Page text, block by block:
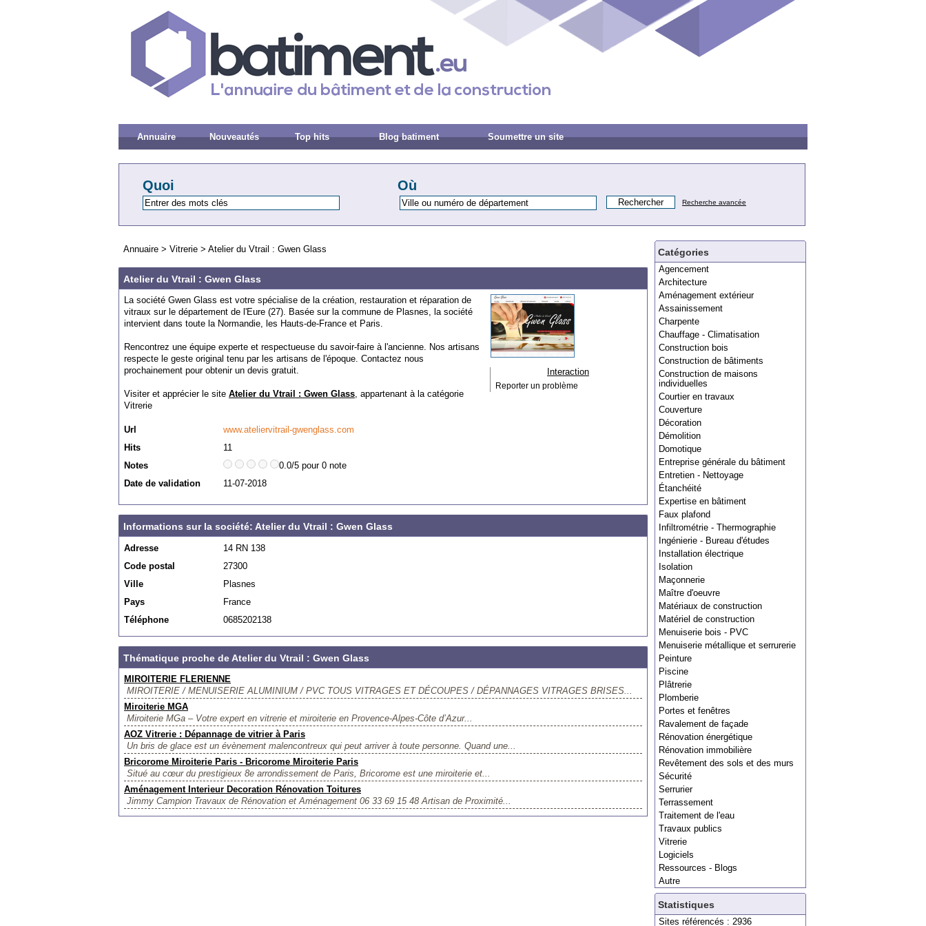
Annuaire Nouveautés Top hits Blog batiment Soumettre un site
Quoi Où
Recherche avancée
Catégories
Agencement
Architecture
Aménagement extérieur
Assainissement
Charpente
Chauffage - Climatisation
Construction bois
Construction de bâtiments
Construction de maisons
individuelles
Courtier en travaux
Couverture
Décoration
Démolition
Domotique
Entreprise générale du bâtiment
Entretien - Nettoyage
Étanchéité
Expertise en bâtiment
Faux plafond
Infiltrométrie - Thermographie
Ingénierie - Bureau d'études
Installation électrique
Isolation
Maçonnerie
Maître d'oeuvre
Matériaux de construction
Matériel de construction
Menuiserie bois - PVC
Menuiserie métallique et serrurerie
Peinture
Piscine
Plâtrerie
Plomberie
Portes et fenêtres
Ravalement de façade
Rénovation énergétique
Rénovation immobilière
Revêtement des sols et des murs
Sécurité
Serrurier
Terrassement
Traitement de l'eau
Travaux publics
Vitrerie
Logiciels
Ressources - Blogs
Autre
Statistiques
Sites référencés : 2936
Annuaire > Vitrerie > Atelier du Vtrail : Gwen Glass
Atelier du Vtrail : Gwen Glass
La société Gwen Glass est votre spécialise de la création, restauration et réparation de
vitraux sur le département de l'Eure (27). Basée sur la commune de Plasnes, la société
intervient dans toute la Normandie, les Hauts-de-France et Paris.
Rencontrez une équipe experte et respectueuse du savoir-faire à l'ancienne. Nos artisans
respecte le geste original tenu par les artisans de l'époque. Contactez nous
prochainement pour obtenir un devis gratuit.
Visiter et apprécier le site Atelier du Vtrail : Gwen Glass, appartenant à la catégorie
Vitrerie
Url
www.ateliervitrail-gwenglass.com
Hits
11
Notes
0.0/5 pour 0 note
Date de validation
11-07-2018
Interaction
Reporter un problème
Informations sur la société: Atelier du Vtrail : Gwen Glass
Adresse
14 RN 138
Code postal
27300
Ville
Plasnes
Pays
France
Téléphone
0685202138
Thématique proche de Atelier du Vtrail : Gwen Glass
MIROITERIE FLERIENNE
MIROITERIE / MENUISERIE ALUMINIUM / PVC TOUS VITRAGES ET DÉCOUPES / DÉPANNAGES VITRAGES BRISES...
Miroiterie MGA
Miroiterie MGa – Votre expert en vitrerie et miroiterie en Provence-Alpes-Côte d’Azur...
AOZ Vitrerie : Dépannage de vitrier à Paris
Un bris de glace est un évènement malencontreux qui peut arriver à toute personne. Quand une...
Bricorome Miroiterie Paris - Bricorome Miroiterie Paris
Situé au cœur du prestigieux 8e arrondissement de Paris, Bricorome est une miroiterie et...
Aménagement Interieur Decoration Rénovation Toitures
Jimmy Campion Travaux de Rénovation et Aménagement ​06 33 69 15 48 Artisan de Proximité...